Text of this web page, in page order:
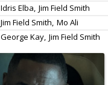
Idris Elba, Jim Field Smith
Jim Field Smith, Mo Ali
George Kay, Jim Field Smith